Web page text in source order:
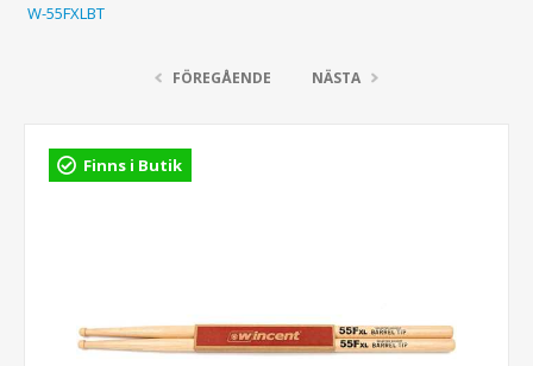
W-55FXLBT
FÖREGÅENDE NÄSTA
Finns i Butik